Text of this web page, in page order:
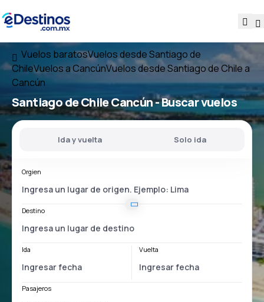
Vuelos baratosVuelos desde Santiago de
ChileVuelos a CancúnVuelos desde Santiago de Chile a
Cancún
Santiago de Chile Cancún- Buscar vuelos
Ida y vuelta Solo ida
Orgien
Destino
Ida Vuelta
Pasajeros